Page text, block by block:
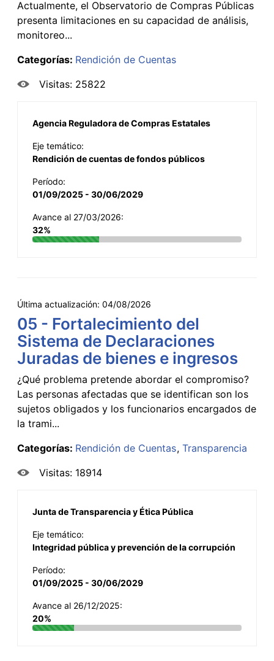
Actualmente, el Observatorio de Compras Públicas
presenta limitaciones en su capacidad de análisis,
monitoreo...
Categorías: Rendición de Cuentas
Visitas: 25822
Agencia Reguladora de Compras Estatales
Eje temático:
Rendición de cuentas de fondos públicos
Período:
01/09/2025 - 30/06/2029
Avance al 27/03/2026:
32%
Última actualización: 04/08/2026
05 - Fortalecimiento del
Sistema de Declaraciones
Juradas de bienes e ingresos
¿Qué problema pretende abordar el compromiso?
Las personas afectadas que se identifican son los
sujetos obligados y los funcionarios encargados de
la trami...
Categorías: Rendición de Cuentas Transparencia
Visitas: 18914
Junta de Transparencia y Ética Pública
Eje temático:
Integridad pública y prevención de la corrupción
Período:
01/09/2025 - 30/06/2029
Avance al 26/12/2025:
20%